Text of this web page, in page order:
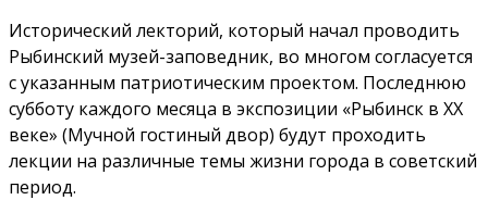
Исторический лекторий, который начал проводить
Рыбинский музей-заповедник, во многом согласуется
с указанным патриотическим проектом. Последнюю
субботу каждого месяца в экспозиции «Рыбинск в ХХ
веке» (Мучной гостиный двор) будут проходить
лекции на различные темы жизни города в советский
период.